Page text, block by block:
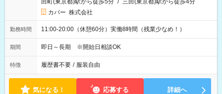
田町(東京都)駅から徒歩5分 / 三田(東京都)駅から徒歩4分
カバー 株式会社
勤務時間 11:00-20:00（休憩60分）実働8時間（残業少なめ！）
期間 即日～長期 ※開始日相談OK
特徴 履歴書不要 / 服装自由
気になる！ 応募する 詳細へ